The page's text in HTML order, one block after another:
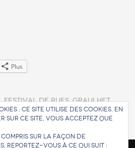
Plus
,FESTIVAL DE RUES,graulhet,
,sortir,tarn,
: ce site utilise des cookies. En
sur ce site, vous acceptez que
compris sur la façon de
reportez-vous à ce qui suit :